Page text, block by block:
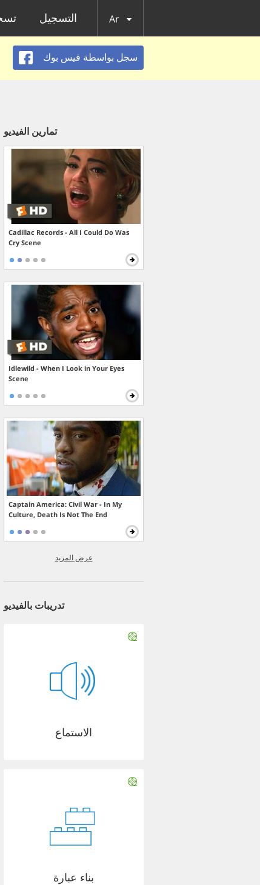
التسجيل Ar
سجل بواسطة فيس بوك
تمارين الفيديو
Cadillac Records - All I Could Do Was
Cry Scene
Idlewild - When I Look in Your Eyes
Scene
Captain America: Civil War - In My
Culture, Death Is Not The End
عرض المزيد
تدريبات بالفيديو
الاستماع
بناء عبارة